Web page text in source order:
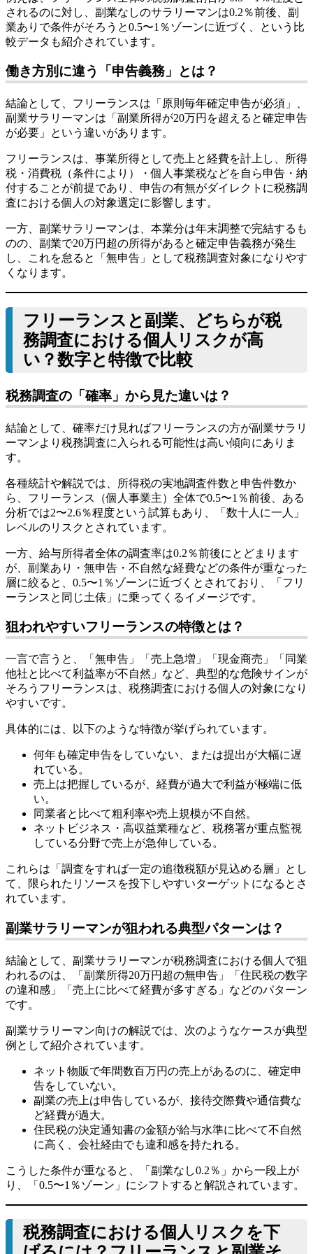
されるのに対し、副業なしのサラリーマンは0.2％前後、副
業ありで条件がそろうと0.5〜1％ゾーンに近づく、という比
較データも紹介されています。
働き方別に違う「申告義務」とは？
結論として、フリーランスは「原則毎年確定申告が必須」、
副業サラリーマンは「副業所得が20万円を超えると確定申告
が必要」という違いがあります。
フリーランスは、事業所得として売上と経費を計上し、所得
税・消費税（条件により）・個人事業税などを自ら申告・納
付することが前提であり、申告の有無がダイレクトに税務調
査における個人の対象選定に影響します。
一方、副業サラリーマンは、本業分は年末調整で完結するも
のの、副業で20万円超の所得があると確定申告義務が発生
し、これを怠ると「無申告」として税務調査対象になりやす
くなります。
フリーランスと副業、どちらが税
務調査における個人リスクが高
い？数字と特徴で比較
税務調査の「確率」から見た違いは？
結論として、確率だけ見ればフリーランスの方が副業サラリ
ーマンより税務調査に入られる可能性は高い傾向にありま
す。
各種統計や解説では、所得税の実地調査件数と申告件数か
ら、フリーランス（個人事業主）全体で0.5〜1％前後、ある
分析では2〜2.6％程度という試算もあり、「数十人に一人」
レベルのリスクとされています。
一方、給与所得者全体の調査率は0.2％前後にとどまります
が、副業あり・無申告・不自然な経費などの条件が重なった
層に絞ると、0.5〜1％ゾーンに近づくとされており、「フリ
ーランスと同じ土俵」に乗ってくるイメージです。
狙われやすいフリーランスの特徴とは？
一言で言うと、「無申告」「売上急増」「現金商売」「同業
他社と比べて利益率が不自然」など、典型的な危険サインが
そろうフリーランスは、税務調査における個人の対象になり
やすいです。
具体的には、以下のような特徴が挙げられています。
何年も確定申告をしていない、または提出が大幅に遅
れている。
売上は把握しているが、経費が過大で利益が極端に低
い。
同業者と比べて粗利率や売上規模が不自然。
ネットビジネス・高収益業種など、税務署が重点監視
している分野で売上が急伸している。
これらは「調査をすれば一定の追徴税額が見込める層」とし
て、限られたリソースを投下しやすいターゲットになるとさ
れています。
副業サラリーマンが狙われる典型パターンは？
結論として、副業サラリーマンが税務調査における個人で狙
われるのは、「副業所得20万円超の無申告」「住民税の数字
の違和感」「売上に比べて経費が多すぎる」などのパターン
です。
副業サラリーマン向けの解説では、次のようなケースが典型
例として紹介されています。
ネット物販で年間数百万円の売上があるのに、確定申
告をしていない。
副業の売上は申告しているが、接待交際費や通信費な
ど経費が過大。
住民税の決定通知書の金額が給与水準に比べて不自然
に高く、会社経由でも違和感を持たれる。
こうした条件が重なると、「副業なし0.2％」から一段上が
り、「0.5〜1％ゾーン」にシフトすると解説されています。
税務調査における個人リスクを下